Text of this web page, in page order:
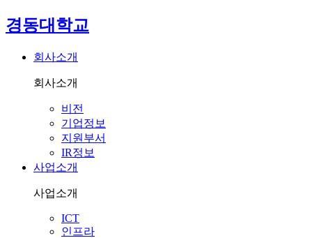
경동대학교
회사소개
회사소개
비전
기업정보
지원부서
IR정보
사업소개
사업소개
ICT
인프라